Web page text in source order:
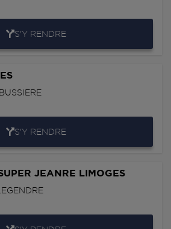
S'Y RENDRE
S'Y RENDRE
JEANRE LIMOGES